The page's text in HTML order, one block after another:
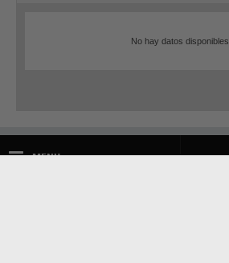
No hay datos disponibles
MENU